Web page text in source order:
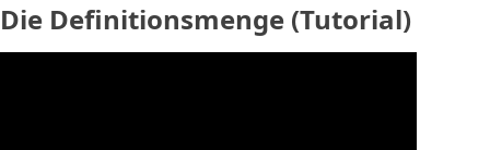
Die Definitionsmenge (Tutorial)